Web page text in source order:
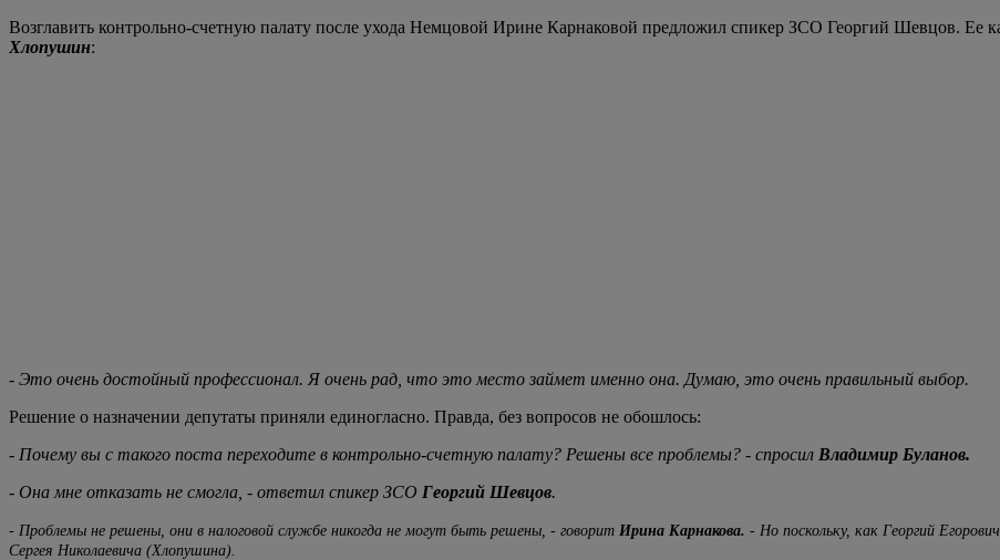
Возглавить контрольно-счетную палату после ухода Немцовой Ирине Карнаковой предложил спикер ЗСО Георгий Шевцов. Ее
Хлопушин:
- Это очень достойный профессионал. Я очень рад, что это место займет именно она. Думаю, это очень правильный выбор.
Решение о назначении депутаты приняли единогласно. Правда, без вопросов не обошлось:
- Почему вы с такого поста переходите в контрольно-счетную палату? Решены все проблемы? - спросил Владимир Буланов.
- Она мне отказать не смогла, - ответил спикер ЗСО Георгий Шевцов.
- Проблемы не решены, они в налоговой службе никогда не могут быть решены, - говорит Ирина Карнакова. - Но поскольку, как Георгий
Сергея Николаевича (Хлопушина).